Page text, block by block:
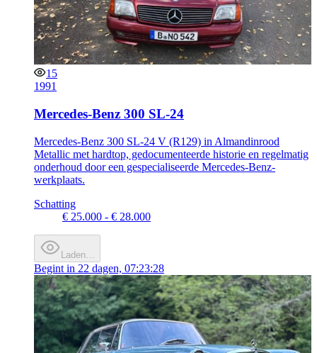
15
1991
Mercedes-Benz 300 SL-24
Mercedes-Benz 300 SL-24 V (R129) in Almandinrood
Metallic met hardtop, gedocumenteerde historie en regelmatig
onderhoud door een gespecialiseerde Mercedes-Benz-
werkplaats.
Schatting
€ 25.000 - € 28.000
Laden…
Begint in 22 dagen, 07:23:28